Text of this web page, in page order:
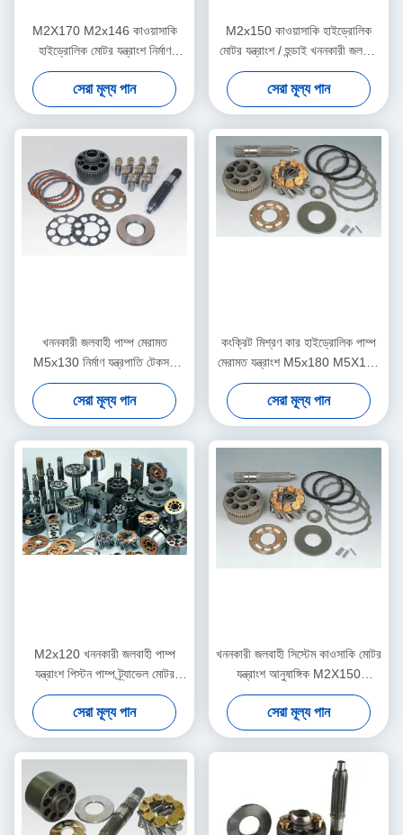
M2X170 M2x146 কাওয়াসাকি
হাইড্রোলিক মোটর যন্ত্রাংশ নির্মাণ
যন্ত্রপাতি জন্য
সেরা মূল্য পান
M2x150 কাওয়াসাকি হাইড্রোলিক
মোটর যন্ত্রাংশ / হুন্ডাই খননকারী জলবাহী
যন্ত্রাংশ
সেরা মূল্য পান
খননকারী জলবাহী পাম্প মেরামত
M5x130 নির্মাণ যন্ত্রপাতি টেকসই
সমর্থন
সেরা মূল্য পান
কংক্রিট মিশ্রণ কার হাইড্রোলিক পাম্প
মেরামত যন্ত্রাংশ M5x180 M5X160
কাস্টমাইজড
সেরা মূল্য পান
M2x120 খননকারী জলবাহী পাম্প
যন্ত্রাংশ পিস্টন পাম্প ট্র্যাভেল মোটর
প্রতিস্থাপন
সেরা মূল্য পান
খননকারী জলবাহী সিস্টেম কাওসাকি মোটর
যন্ত্রাংশ আনুষাঙ্গিক M2X150
ISO9001 - 2000
সেরা মূল্য পান